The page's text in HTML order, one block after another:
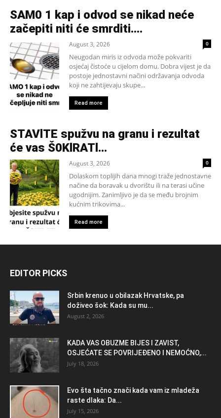
SAM0 1 kap i odvod se nikad neće
začepiti niti će smrditi….
August 3, 2026 0
Neugodan miris iz odvoda može pokvariti
osjećaj čistoće u cijelom domu. Dobra vijest je da
postoje jednostavni načini održavanja odvoda
koji ne zahtijevaju skupe...
Read more
STAVlTE spužvu na granu i rezultat
će vas Š0KlRATl…
August 3, 2026 0
Dolaskom toplijih dana mnogi traže jednostavne
načine da boravak u dvorištu ili na terasi učine
ugodnijim. Zanimljivo je da se među brojnim
kućnim trikovima...
Read more
EDITOR PICKS
Srbin krenuo u obilazak Hrvatske, pa
doživeo šok: Kada su mu...
August 2, 2026
KADA VAS OBUZME BIJES I ZAVIST,
OSJEĆATE SE POVRIJEĐENO I NEMOĆNO,...
July 18, 2026
Evo šta tačno znači kada vam iz mladeža
raste dlaka: Da...
July 15, 2026